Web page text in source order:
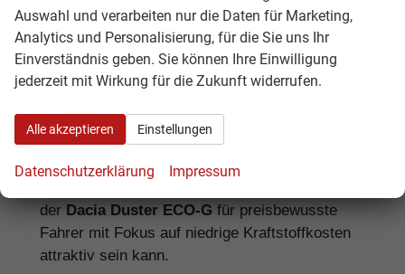
Dacia Duster 4x4, Hybrid oder ECO-
G?
für Käufer, die mehr Traktion für Winter,
Landstraßen, Freizeit oder schwierige Wege
wünschen. DerDacia Duster Hybrid
der Dacia Duster ECO-G für preisbewusste
Fahrer mit Fokus auf niedrige Kraftstoffkosten
attraktiv sein kann.
Auswahl und verarbeiten nur die Daten für Marketing,
Analytics und Personalisierung, für die Sie uns Ihr
Einverständnis geben. Sie können Ihre Einwilligung
jederzeit mit Wirkung für die Zukunft widerrufen.
Alle akzeptieren Einstellungen
Datenschutzerklärung Impressum